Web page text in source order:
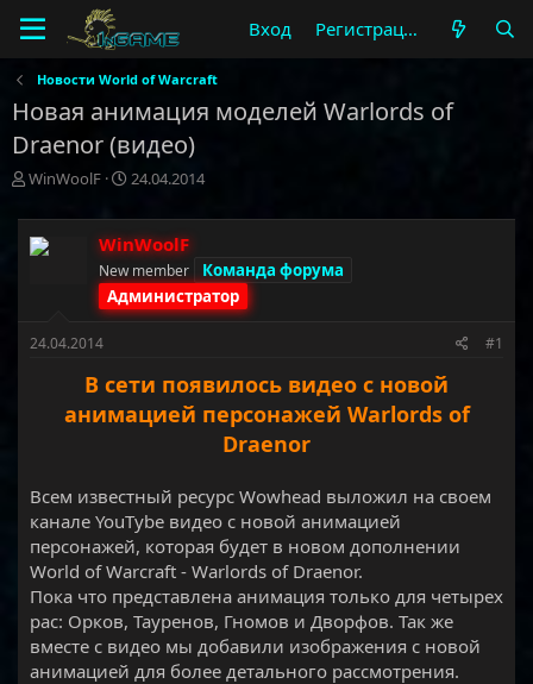
Вход Регистрация
Новости World of Warcraft
Новая анимация моделей Warlords of
Draenor (видео)
А
т
о
р
ы
WinWoolF
Д
т
а
н
а
ч
24.04.2014
WinWoolF
New member
Команда форума
Администратор
24.04.2014 #1
В сети появилось видео с новой
анимацией персонажей Warlords of
Draenor
Всем известный ресурс Wowhead выложил на своем
канале YouTybe видео с новой анимацией
персонажей, которая будет в новом дополнении
World of Warcraft - Warlords of Draenor.
Пока что представлена анимация только для четырех
рас: Орков, Тауренов, Гномов и Дворфов. Так же
вместе с видео мы добавили изображения с новой
анимацией для более детального рассмотрения.